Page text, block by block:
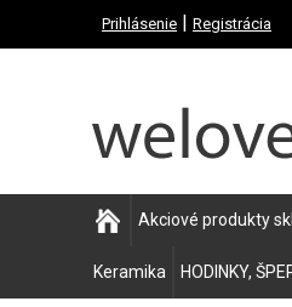
Prihlásenie | Registrácia
Akciové produkty
Keramika HODINKY,